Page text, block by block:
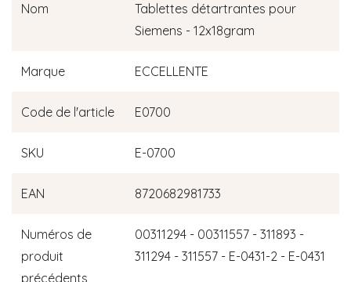
Nom
Tablettes détartrantes pour
Siemens - 12x18gram
Marque ECCELLENTE
Code de l'article E0700
SKU E-0700
EAN 8720682981733
Numéros de
produit
précédents
00311294 - 00311557 - 311893 -
311294 - 311557 - E-0431-2 - E-0431